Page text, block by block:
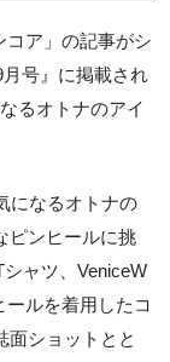
コア」の記事がシ
号』に掲載され
るオトナのアイ
になるオトナの
ピンヒールに挑
ャツ、VeniceW
ルを着用したコ
面ショットとと